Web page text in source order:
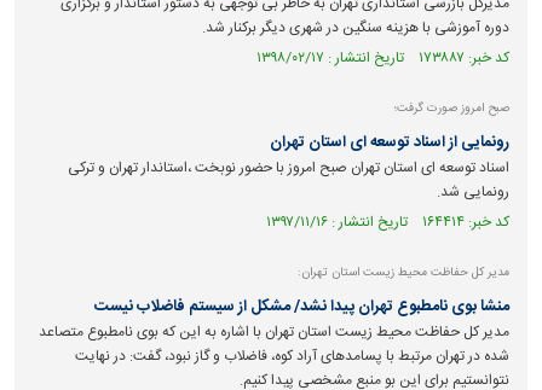
دوره آموزشی با هزینه سنگین در شهری دیگر برکنار شد.
کد خبر: ۱۷۳۸۸۷ تاریخ انتشار : ۱۳۹۸/۰۲/۱۷
صبح امروز صورت گرفت؛
رونمایی از اسناد توسعه ای استان تهران
اسناد توسعه ای استان تهران صبح امروز با حضور نوبخت ،استاندار تهران و ترکی
رونمایی شد.
کد خبر: ۱۶۴۴۱۴ تاریخ انتشار : ۱۳۹۷/۱۱/۱۶
مدیر کل حفاظت محیط زیست استان تهران:
منشا بوی نامطبوع تهران پیدا نشد/ مشکل از سیستم فاضلاب نیست
مدیر کل حفاظت محیط زیست استان تهران با اشاره به این که بوی نامطبوع متصاعد
شده در تهران مرتبط با پسامد‌های آراد کوه، فاضلاب و گاز نبود، گفت: در نهایت
نتوانستیم برای این بو منبع مشخصی پیدا کنیم.